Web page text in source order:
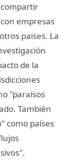
empresas
paises. La
de la
"paraísos
También
como países